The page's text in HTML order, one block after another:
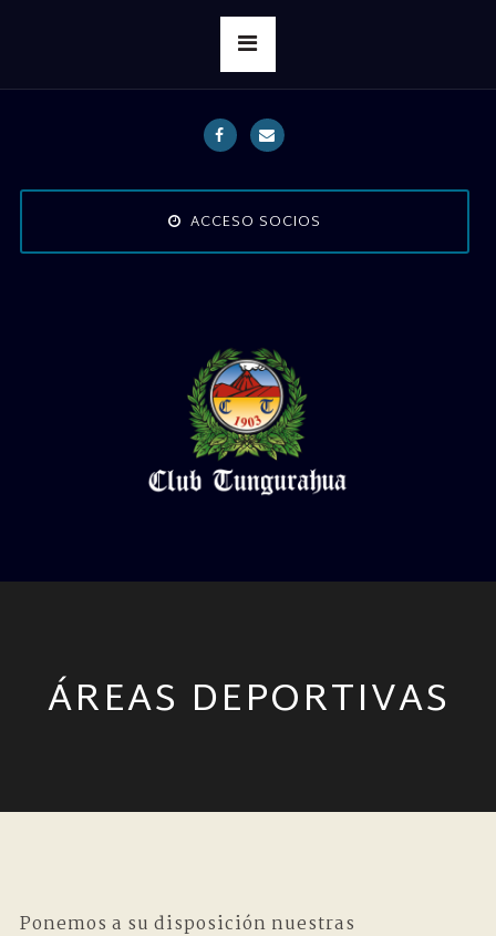
ACCESO SOCIOS
ÁREAS DEPORTIVAS
Ponemos a su disposición nuestras